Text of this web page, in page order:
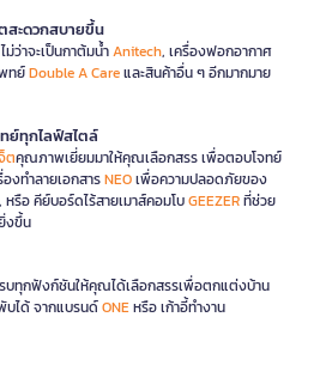
สะดวกสบายขึ้น
ม่ว่าจะเป็นกาต้มน้ำAnitech, เครื่องฟอกอากาศ
ทย์Double A Careและสินค้าอื่น ๆ อีกมากมาย
ย์ทุกไลฟ์สไตล์
ตคุณภาพเยี่ยมมาให้คุณเลือกสรร เพื่อตอบโจทย์
งทำลายเอกสารNEOเพื่อความปลอดภัยของ
, หรือ คีย์บอร์ดไร้สายเมาส์คอมโบGEEZERที่ช่วย
งขึ้น
บทุกฟังก์ชันให้คุณได้เลือกสรรเพื่อตกแต่งบ้าน
บได้ จากแบรนด์ONEหรือ เก้าอี้ทำงาน